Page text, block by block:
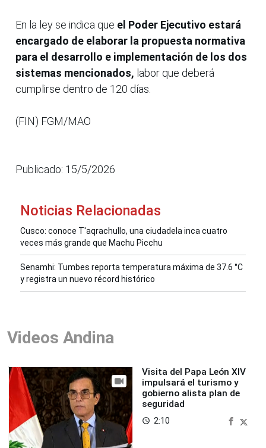
En la ley se indica que el Poder Ejecutivo estará
encargado de elaborar la propuesta normativa
para el desarrollo e implementación de los dos
sistemas mencionados, labor que deberá
cumplirse dentro de 120 días.
(FIN) FGM/MAO
Publicado: 15/5/2026
Noticias Relacionadas
Cusco: conoce T'aqrachullo, una ciudadela inca cuatro
veces más grande que Machu Picchu
Senamhi: Tumbes reporta temperatura máxima de 37.6 °C
y registra un nuevo récord histórico
Videos Andina
Visita del Papa León XIV
impulsará el turismo y
gobierno alista plan de
seguridad
access_time 2:10